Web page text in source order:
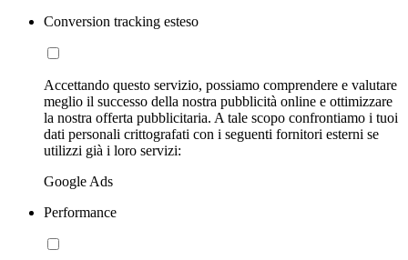
Conversion tracking esteso
Accettando questo servizio, possiamo comprendere e valutare
meglio il successo della nostra pubblicità online e ottimizzare
la nostra offerta pubblicitaria. A tale scopo confrontiamo i tuoi
dati personali crittografati con i seguenti fornitori esterni se
utilizzi già i loro servizi:
Google Ads
Performance